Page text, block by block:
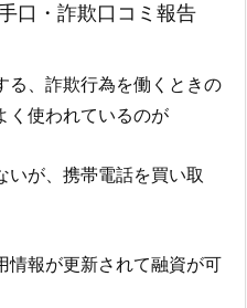
口・詐欺口コミ報告
る、詐欺行為を働くときの
く使われているのが
いが、携帯電話を買い取
情報が更新されて融資が可